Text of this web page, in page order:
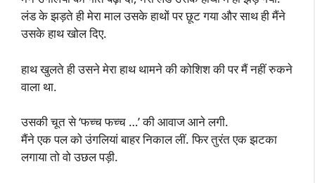
लंड के झड़ते ही मेरा माल उसके हाथों पर छूट गया और साथ ही मैंने
उसके हाथ खोल दिए.
हाथ खुलते ही उसने मेरा हाथ थामने की कोशिश की पर मैं नहीं रुकने
वाला था.
उसकी चूत से ‘फच्च फच्च …’ की आवाज आने लगी.
मैंने एक पल को उंगलियां बाहर निकाल लीं. फिर तुरंत एक झटका
लगाया तो वो उछल पड़ी.